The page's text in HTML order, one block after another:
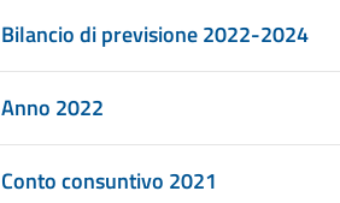
Bilancio di previsione 2022-2024
Anno 2022
Conto consuntivo 2021